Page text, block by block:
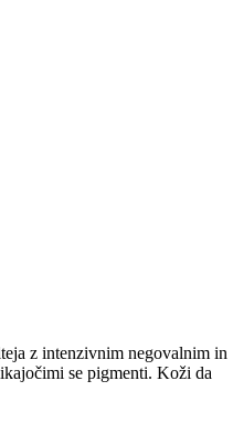
z intenzivnim negovalnim in
se pigmenti. Koži da